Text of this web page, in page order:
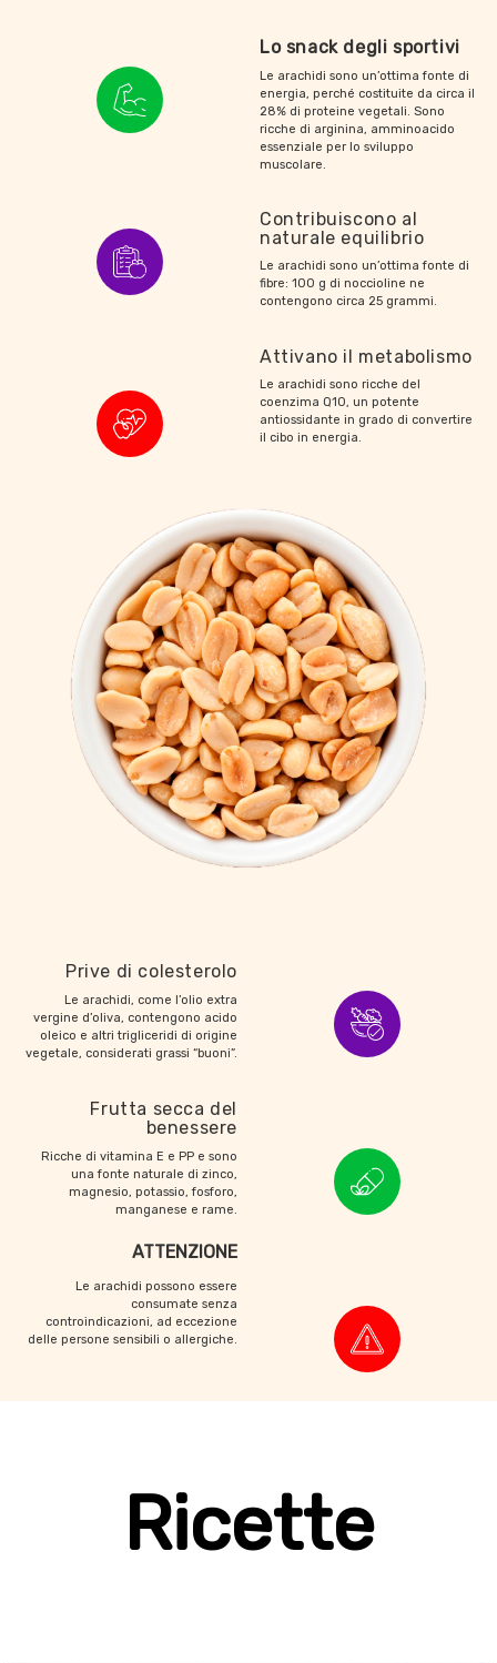
Lo snack degli sportivi
Le arachidi sono un’ottima fonte di
energia, perché costituite da circa il
28% di proteine vegetali. Sono
ricche di arginina, amminoacido
essenziale per lo sviluppo
muscolare.
Contribuiscono al
naturale equilibrio
Le arachidi sono un’ottima fonte di
fibre: 100 g di noccioline ne
contengono circa 25 grammi.
Attivano il metabolismo
Le arachidi sono ricche del
coenzima Q10, un potente
antiossidante in grado di convertire
il cibo in energia.
Prive di colesterolo
Le arachidi, come l’olio extra
vergine d’oliva, contengono acido
oleico e altri trigliceridi di origine
vegetale, considerati grassi “buoni”.
Frutta secca del
benessere
Ricche di vitamina E e PP e sono
una fonte naturale di zinco,
magnesio, potassio, fosforo,
manganese e rame.
ATTENZIONE
Le arachidi possono essere
consumate senza
controindicazioni, ad eccezione
delle persone sensibili o allergiche.
Ricette